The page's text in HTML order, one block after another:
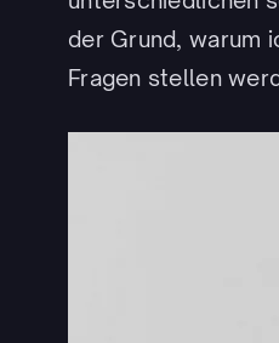
der Grund, warum
Fragen stellen